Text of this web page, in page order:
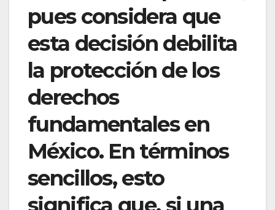
pues considera que
esta decisión debilita
la protección de los
derechos
fundamentales en
México. En términos
sencillos, esto
significa que, si una